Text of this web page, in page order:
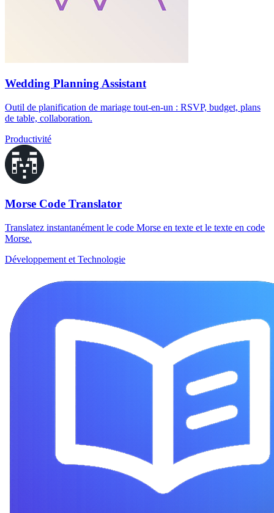
Wedding Planning Assistant
Outil de planification de mariage tout-en-un : RSVP, budget, plans
de table, collaboration.
Productivité
Morse Code Translator
Translatez instantanément le code Morse en texte et le texte en code
Morse.
Développement et Technologie